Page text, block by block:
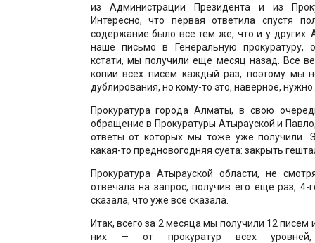
из Администрации Президента и из
Интересно, что первая ответила спустя
содержание было все тем же, что и у других:
наше письмо в Генеральную прокуратуру,
кстати, мы получили еще месяц назад. Все
копии всех писем каждый раз, поэтому мы
дублирования, но кому-то это, наверное, нужно.
Прокуратура города Алматы, в свою
обращение в Прокуратуры Атырауской и
ответы от которых мы тоже уже получили.
какая-то предновогодняя суета: закрыть
Прокуратура Атырауской области, не
отвечала на запрос, получив его еще раз, 4-
сказала, что уже все сказала.
Итак, всего за 2 месяца мы получили 12 писем
них — от прокуратур всех